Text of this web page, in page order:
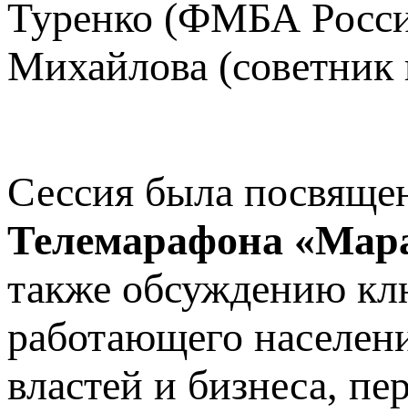
Туренко (ФМБА
Михайлова
Сессия была
Телемарафона
также обсуждению
работающего
властей и бизнеса,